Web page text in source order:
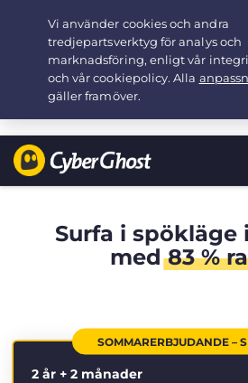
Your choice:The Best Dealfor
/month
Surfa i spökläge
med83 %
SOMMARERBJUDANDE –
2 år + 2 månader